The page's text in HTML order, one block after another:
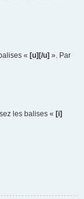
« [u][/u] ». Par
les balises « [i]